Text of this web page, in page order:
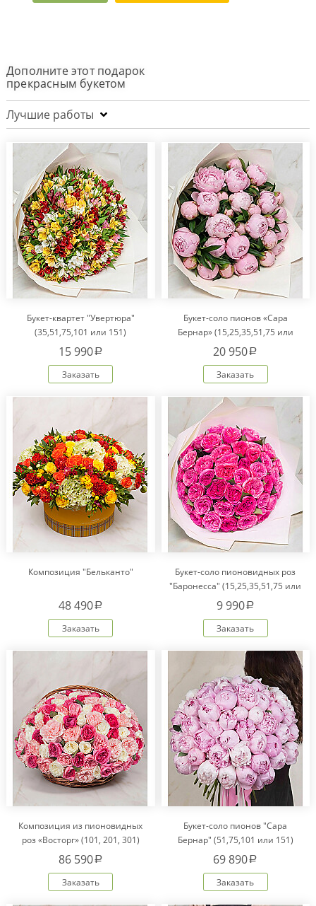
Дополните этот подарок
прекрасным букетом
Лучшие работы
Букет-квартет "Увертюра"
(35,51,75,101 или 151)
15 990a
Заказать
Букет-соло пионов «Сара
Бернар» (15,25,35,51,75 или
101)
20 950a
Заказать
Композиция "Бельканто"
48 490a
Заказать
Букет-соло пионовидных роз
"Баронесса" (15,25,35,51,75 или
101)
9 990a
Заказать
Композиция из пионовидных
роз «Восторг» (101, 201, 301)
86 590a
Заказать
Букет-соло пионов "Сара
Бернар" (51,75,101 или 151)
69 890a
Заказать